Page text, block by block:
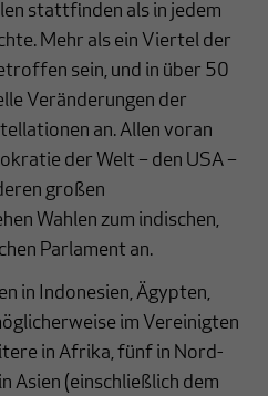
stattfinden als in jedem
Mehr als ein Viertel der
sein, und in über 50
Veränderungen der
an. Allen voran
der Welt – den USA –
großen
Wahlen zum indischen,
Parlament an.
in Indonesien, Ägypten,
im Vereinigten
in Afrika, fünf in Nord-
Asien (einschließlich dem